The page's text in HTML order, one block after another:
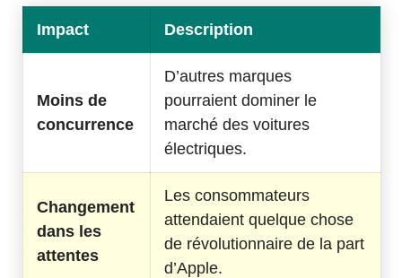
Impact Description
Moins de
concurrence
D’autres marques
pourraient dominer le
marché des voitures
électriques.
Changement
dans les
attentes
Les consommateurs
attendaient quelque chose
de révolutionnaire de la part
d’Apple.